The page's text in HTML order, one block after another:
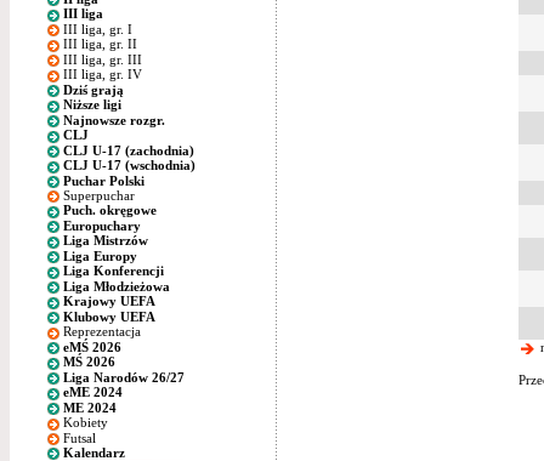
III liga
III liga, gr. I
III liga, gr. II
III liga, gr. III
III liga, gr. IV
Dziś grają
Niższe ligi
Najnowsze rozgr.
CLJ
CLJ U-17 (zachodnia)
CLJ U-17 (wschodnia)
Puchar Polski
Superpuchar
Puch. okręgowe
Europuchary
Liga Mistrzów
Liga Europy
Liga Konferencji
Liga Młodzieżowa
Krajowy UEFA
Klubowy UEFA
Reprezentacja
eMŚ 2026
MŚ 2026
Liga Narodów 26/27
eME 2024
ME 2024
Kobiety
Futsal
Kalendarz